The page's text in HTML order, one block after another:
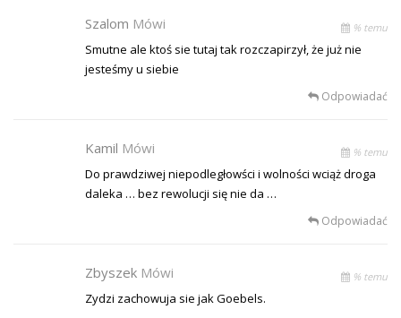
Szalom Mówi % temu
Smutne ale ktoś sie tutaj tak rozczapirzył, że już nie
jesteśmy u siebie
Odpowiadać
Kamil Mówi % temu
Do prawdziwej niepodległowści i wolności wciąż droga
daleka … bez rewolucji się nie da …
Odpowiadać
Zbyszek Mówi % temu
Zydzi zachowuja sie jak Goebels.